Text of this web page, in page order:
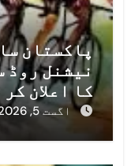
پاکستان
نیشنل روڈ
کا اعلان
اگست 5, 2026